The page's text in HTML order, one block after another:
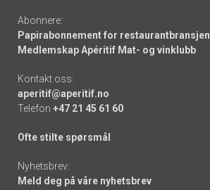
Abonnere:
Papirabonnement for restaurantbransjen
Medlemskap Apéritif Mat- og vinklubb
Kontakt oss:
aperitif@aperitif.no
Telefon +47 21 45 61 60
Ofte stilte spørsmål
Nyhetsbrev:
Meld deg på våre nyhetsbrev